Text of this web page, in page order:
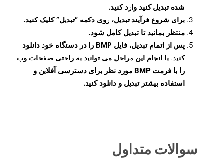
شده تبدیل کنید وارد کنید.
برای شروع فرآیند تبدیل، روی دکمه “تبدیل” کلیک کنید.
منتظر بمانید تا تبدیل کامل شود.
پس از اتمام تبدیل، فایل BMP را در دستگاه خود دانلود
کنید. با انجام این مراحل می توانید به راحتی صفحات وب
را با فرمت BMP مورد نظر برای دسترسی آفلاین و
استفاده بیشتر تبدیل و دانلود کنید.
سوالات متداول